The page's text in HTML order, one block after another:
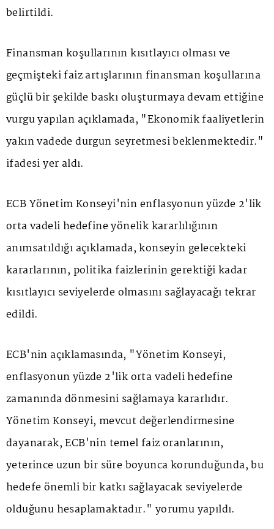
belirtildi.
Finansman koşullarının kısıtlayıcı olması ve
geçmişteki faiz artışlarının finansman koşullarına
güçlü bir şekilde baskı oluşturmaya devam ettiğine
vurgu yapılan açıklamada, "Ekonomik faaliyetlerin
yakın vadede durgun seyretmesi beklenmektedir."
ifadesi yer aldı.
ECB Yönetim Konseyi'nin enflasyonun yüzde 2'lik
orta vadeli hedefine yönelik kararlılığının
anımsatıldığı açıklamada, konseyin gelecekteki
kararlarının, politika faizlerinin gerektiği kadar
kısıtlayıcı seviyelerde olmasını sağlayacağı tekrar
edildi.
ECB'nin açıklamasında, "Yönetim Konseyi,
enflasyonun yüzde 2'lik orta vadeli hedefine
zamanında dönmesini sağlamaya kararlıdır.
Yönetim Konseyi, mevcut değerlendirmesine
dayanarak, ECB'nin temel faiz oranlarının,
yeterince uzun bir süre boyunca korunduğunda, bu
hedefe önemli bir katkı sağlayacak seviyelerde
olduğunu hesaplamaktadır." yorumu yapıldı.